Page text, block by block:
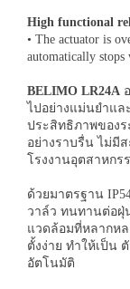
High functional
• The actuator is
automatically stops
BELIMO LR24A
ไปอย่างแม่นยำแล
ประสิทธิภาพของร
อย่างราบรื่น ไม่มี
โรงงานอุตสาหกร
ด้วยมาตรฐาน
วาล์ว ทนทานต่อฝุ่
แวดล้อมที่หลากห
ตั้งง่าย ทำให้เป็น
อัตโนมัติ